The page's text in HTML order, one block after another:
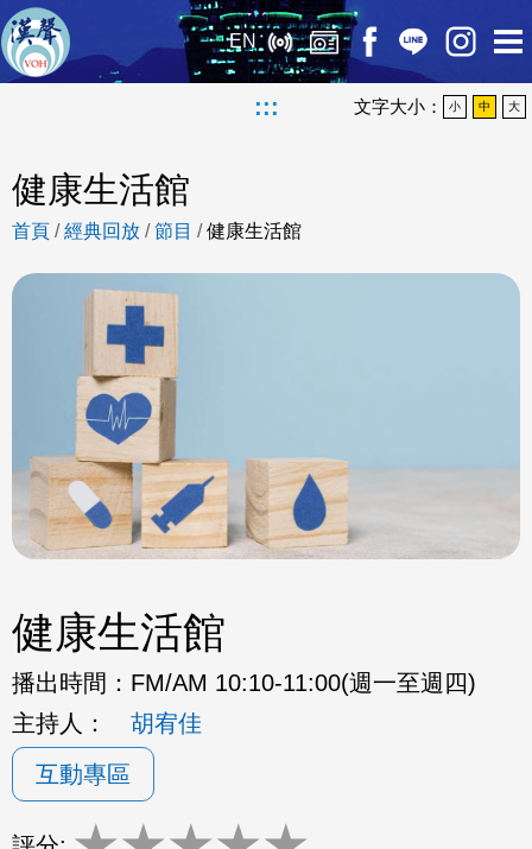
EN
::: 文字大小： 小 中 大
健康生活館
首頁 /經典回放 /節目 /健康生活館
健康生活館
播出時間： FM/AM 10:10-11:00(週一至週四)
主持人：
胡宥佳
互動專區